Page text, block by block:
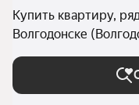
Купить квартиру,
Волгодонске